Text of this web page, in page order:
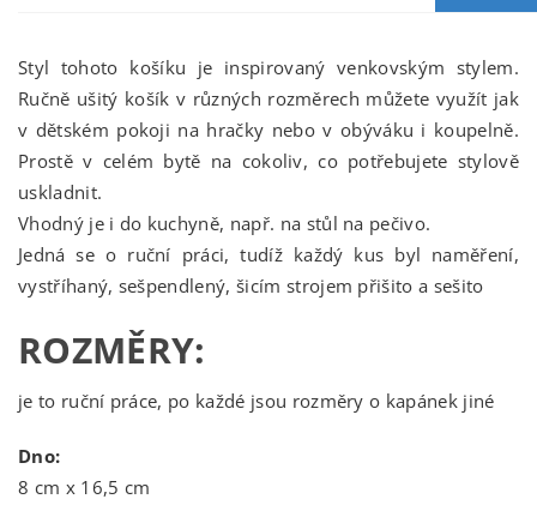
Styl tohoto košíku je inspirovaný venkovským stylem.
Ručně ušitý košík v různých rozměrech můžete využít jak
v dětském pokoji na hračky nebo v obýváku i koupelně.
Prostě v celém bytě na cokoliv, co potřebujete stylově
uskladnit.
Vhodný je i do kuchyně, např. na stůl na pečivo.
Jedná se o ruční práci, tudíž každý kus byl naměření,
vystříhaný, sešpendlený, šicím strojem přišito a sešito
ROZMĚRY:
je to ruční práce, po každé jsou rozměry o kapánek jiné
Dno:
8 cm x 16,5 cm